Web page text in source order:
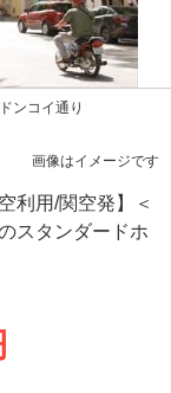
ンコイ通り
画像はイメージです
利用/関空発】＜
スタンダードホ